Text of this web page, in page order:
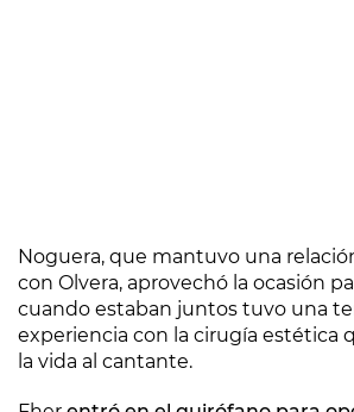
Noguera, que mantuvo una
con Olvera, aprovechó la ocasión
cuando estaban juntos tuvo una
experiencia con la cirugía estética
la vida al cantante.